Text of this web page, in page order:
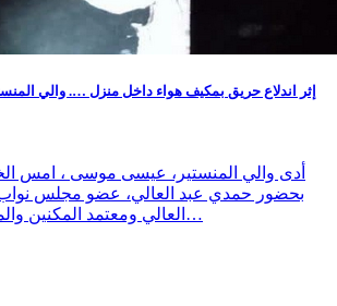
إثر اندلاع حريق بمكيف هواء داخل منزل …. والي
بحضور حمدي عبد العالي، عضو مجلس
العالي ومعتمد المكنين والمكلّف بدائرة الشؤون…